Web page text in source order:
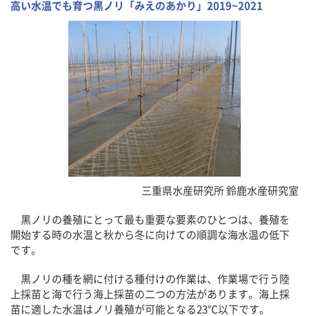
高い水温でも育つ黒ノリ「みえのあかり」2019~2021
三重県水産研究所 鈴鹿水産研究室
黒ノリの養殖にとって最も重要な要素のひとつは、養殖を
開始する時の水温と秋から冬に向けての順調な海水温の低下
です。
黒ノリの種を網に付ける種付けの作業は、作業場で行う陸
上採苗と海で行う海上採苗の二つの方法があります。海上採
苗に適した水温はノリ養殖が可能となる23℃以下です。